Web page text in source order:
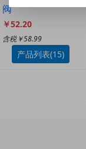
阀
￥52.20
含税￥58.99
产品列表(15)